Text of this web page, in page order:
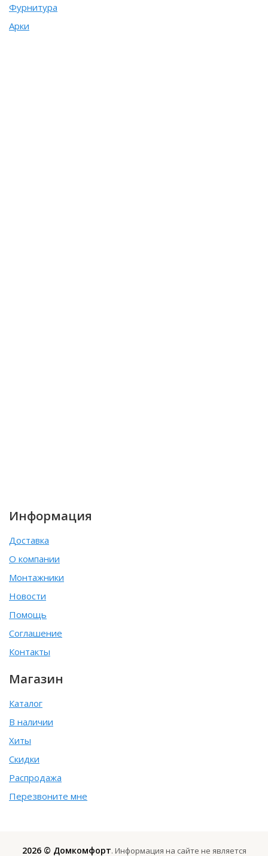
Фурнитура
Арки
Информация
Доставка
О компании
Монтажники
Новости
Помощь
Соглашение
Контакты
Магазин
Каталог
В наличии
Хиты
Скидки
Распродажа
Перезвоните мне
2026 © Домкомфорт. Информация на сайте не является